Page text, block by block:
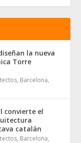
la nueva
Torre
, Barcelona,
convierte el
catalán
, Barcelona,